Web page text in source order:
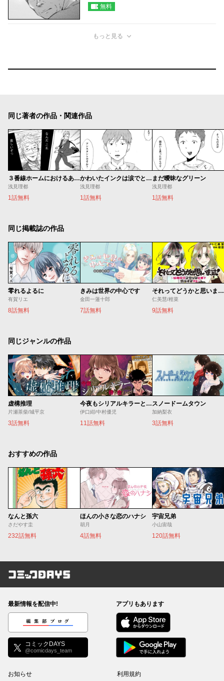
無料
もっと見る
同じ著者の作品・関連作品
３番線ホームにおけるあれやこれや
浅見理都
1話無料
かわいたインクは涙でとかせ
浅見理都
1話無料
まだ曖昧なグリーン
浅見理都
1話無料
同じ掲載誌の作品
零れるよるに
有賀リエ
8話無料
きみは世界の中心です
金田一蓮十郎
7話無料
それってどうかと思います！～転職女子、ブラック企業でサバイブする。～
仁美慧/柑菜
9話無料
同じジャンルの作品
虚構推理
片瀬茶柴/城平京
3話無料
今夜もシリアルキラーと待ち合わせ
伊口紺/中村優児
11話無料
スノードームタウン
加納梨衣
3話無料
おすすめの作品
なんと孫六
さだやす圭
232話無料
ほんの小さな恋のハナシ
胡月
4話無料
宇宙兄弟
小山宙哉
120話無料
コミックDAYS
最新情報を配信中!
編集部ブログ
コミックDAYS
@comicdays_team
アプリもあります
お知らせ 利用規約